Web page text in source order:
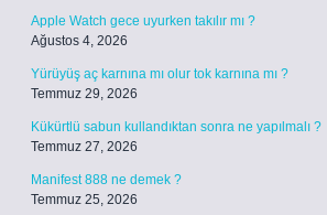
Apple Watch gece uyurken takılır mı ?
Ağustos 4, 2026
Yürüyüş aç karnına mı olur tok karnına mı ?
Temmuz 29, 2026
Kükürtlü sabun kullandıktan sonra ne yapılmalı ?
Temmuz 27, 2026
Manifest 888 ne demek ?
Temmuz 25, 2026